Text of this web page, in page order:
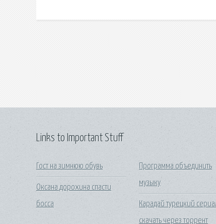
Links to Important Stuff
Гост на зимнюю обувь
Оксана дорохина спасти
босса
Программа объединить
музыку
Карадай турецкий
скачать через торрент